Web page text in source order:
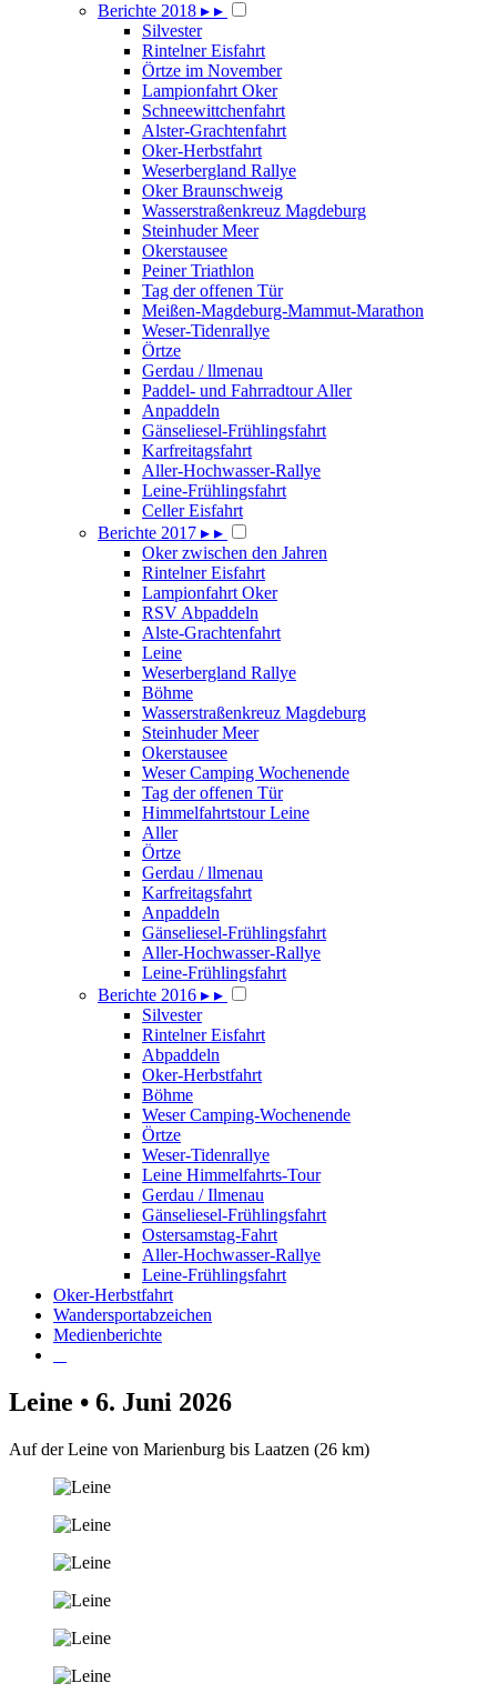
Berichte 2018 ▸ ▸
Silvester
Rintelner Eisfahrt
Örtze im November
Lampionfahrt Oker
Schneewittchenfahrt
Alster-Grachtenfahrt
Oker-Herbstfahrt
Weserbergland Rallye
Oker Braunschweig
Wasserstraßenkreuz Magdeburg
Steinhuder Meer
Okerstausee
Peiner Triathlon
Tag der offenen Tür
Meißen-Magdeburg-Mammut-Marathon
Weser-Tidenrallye
Örtze
Gerdau / llmenau
Paddel- und Fahrradtour Aller
Anpaddeln
Gänseliesel-Frühlingsfahrt
Karfreitagsfahrt
Aller-Hochwasser-Rallye
Leine-Frühlingsfahrt
Celler Eisfahrt
Berichte 2017 ▸ ▸
Oker zwischen den Jahren
Rintelner Eisfahrt
Lampionfahrt Oker
RSV Abpaddeln
Alste-Grachtenfahrt
Leine
Weserbergland Rallye
Böhme
Wasserstraßenkreuz Magdeburg
Steinhuder Meer
Okerstausee
Weser Camping Wochenende
Tag der offenen Tür
Himmelfahrtstour Leine
Aller
Örtze
Gerdau / llmenau
Karfreitagsfahrt
Anpaddeln
Gänseliesel-Frühlingsfahrt
Aller-Hochwasser-Rallye
Leine-Frühlingsfahrt
Berichte 2016 ▸ ▸
Silvester
Rintelner Eisfahrt
Abpaddeln
Oker-Herbstfahrt
Böhme
Weser Camping-Wochenende
Örtze
Weser-Tidenrallye
Leine Himmelfahrts-Tour
Gerdau / Ilmenau
Gänseliesel-Frühlingsfahrt
Ostersamstag-Fahrt
Aller-Hochwasser-Rallye
Leine-Frühlingsfahrt
Oker-Herbstfahrt
Wandersportabzeichen
Medienberichte
Leine • 6. Juni 2026
Auf der Leine von Marienburg bis Laatzen (26 km)